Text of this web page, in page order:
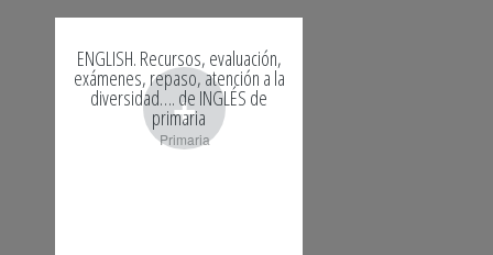
+
ENGLISH. Recursos, evaluación,
exámenes, repaso, atención a la
diversidad…. de INGLÉS de
primaria
Primaria